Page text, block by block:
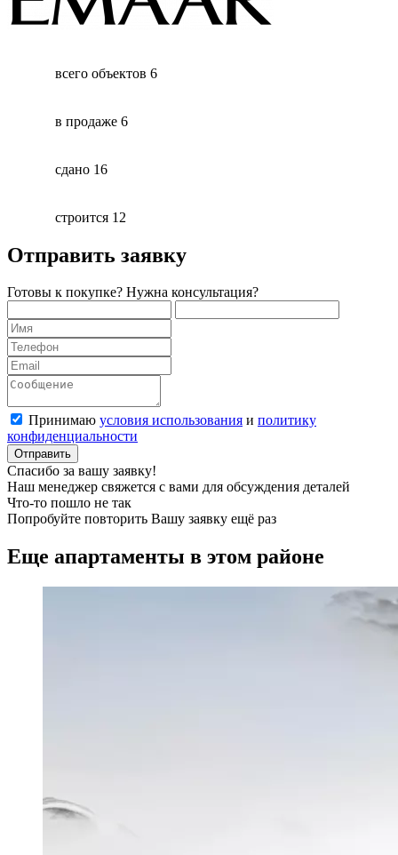
всего объектов 6
в продаже 6
сдано 16
строится 12
Отправить заявку
Готовы к покупке? Нужна консультация?
Принимаю условия использования и политику
конфиденциальности
Отправить
Спасибо за вашу заявку!
Наш менеджер свяжется с вами для обсуждения деталей
Что-то пошло не так
Попробуйте повторить Вашу заявку ещё раз
Еще апартаменты в этом районе